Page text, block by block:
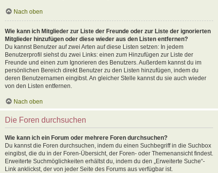
Nach oben
Wie kann ich Mitglieder zur Liste der Freunde oder zur Liste der ignorierten
Mitglieder hinzufügen oder diese wieder aus den Listen entfernen?
Du kannst Benutzer auf zwei Arten auf diese Listen setzen: In jedem
Benutzerprofil siehst du zwei Links: einen zum Hinzufügen zur Liste der
Freunde und einen zum Ignorieren des Benutzers. Außerdem kannst du im
persönlichen Bereich direkt Benutzer zu den Listen hinzufügen, indem du
deren Benutzernamen eingibst. An gleicher Stelle kannst du sie auch wieder
von den Listen entfernen.
Nach oben
Die Foren durchsuchen
Wie kann ich ein Forum oder mehrere Foren durchsuchen?
Du kannst die Foren durchsuchen, indem du einen Suchbegriff in die Suchbox
eingibst, die du in der Foren-Übersicht, der Foren- oder Themenansicht findest.
Erweiterte Suchmöglichkeiten erhältst du, indem du den „Erweiterte Suche“-
Link anklickst, der von jeder Seite des Forums aus verfügbar ist.